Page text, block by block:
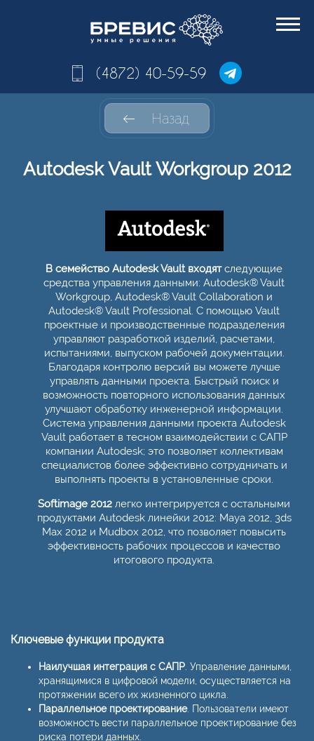
(4872) 40-59-59
Назад
Autodesk Vault Workgroup 2012
В семейство Autodesk Vault входятследующие
средства управления данными: Autodesk® Vault
Workgroup, Autodesk® Vault Collaboration и
Autodesk® Vault Professional. С помощью Vault
проектные и производственные подразделения
управляют разработкой изделий, расчетами,
испытаниями, выпуском рабочей документации.
Благодаря контролю версий вы можете лучше
управлять данными проекта. Быстрый поиск и
возможность повторного использования данных
улучшают обработку инженерной информации.
Система управления данными проекта Autodesk
Vault работает в тесном взаимодействии с САПР
компании Autodesk; это позволяет коллективам
специалистов более эффективно сотрудничать и
выполнять проекты в установленные сроки.
Softimage 2012 легко интегрируется с остальными
продуктами Autodesk линейки 2012: Maya 2012, 3ds
Max 2012 и Mudbox 2012, что позволяет повысить
эффективность рабочих процессов и качество
итогового продукта.
Ключевые функции продукта
Наилучшая интеграция с САПР. Управление данными,
хранящимися в цифровой модели, осуществляется на
протяжении всего их жизненного цикла.
Параллельное проектирование. Пользователи имеют
возможность вести параллельное проектирование без
риска потери данных.